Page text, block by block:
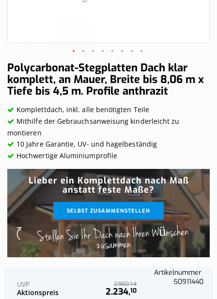
Skip
to
the
beginning
the
images
gallery
Polycarbonat-Stegplatten Dach klar
komplett, an Mauer, Breite bis 8,06 m x
Tiefe bis 4,5 m. Profile anthrazit
Komplettdach, inkl. alle benötigten Teile
Mithilfe der Gebrauchsanweisung kinderleicht zu
montieren
10 Jahre Garantie, UV- und hagelbeständig
Hochwertige Aluminiumprofile
Lieber ein Komplettdach nach Maß
anstatt feste Maße?
SELBST ZUSAMMENSTELLEN
Stellen Sie Ihr Dach nach Ihren Wünschen
zusammen
Aktionspreis 2.234,10
UVP 2.960,14
Artikelnummer
50911440